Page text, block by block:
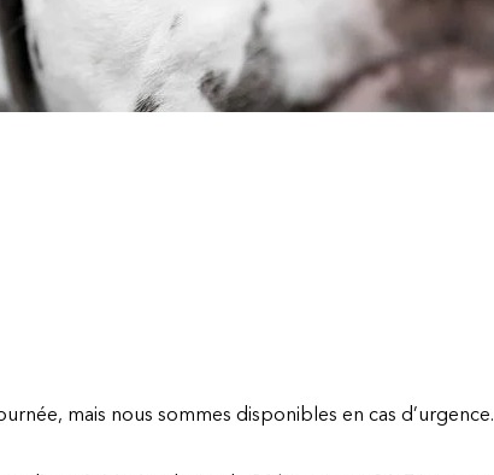
mais nous sommes disponibles en cas d’urgence.